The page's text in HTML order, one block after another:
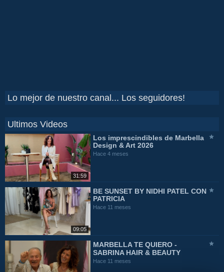
Lo mejor de nuestro canal... Los seguidores!
Ultimos Videos
31:59
Los imprescindibles de Marbella
Design & Art 2026
Hace 4 meses
09:05
BE SUNSET BY NIDHI PATEL CON
PATRICIA
Hace 11 meses
MARBELLA TE QUIERO -
SABRINA HAIR & BEAUTY
Hace 11 meses